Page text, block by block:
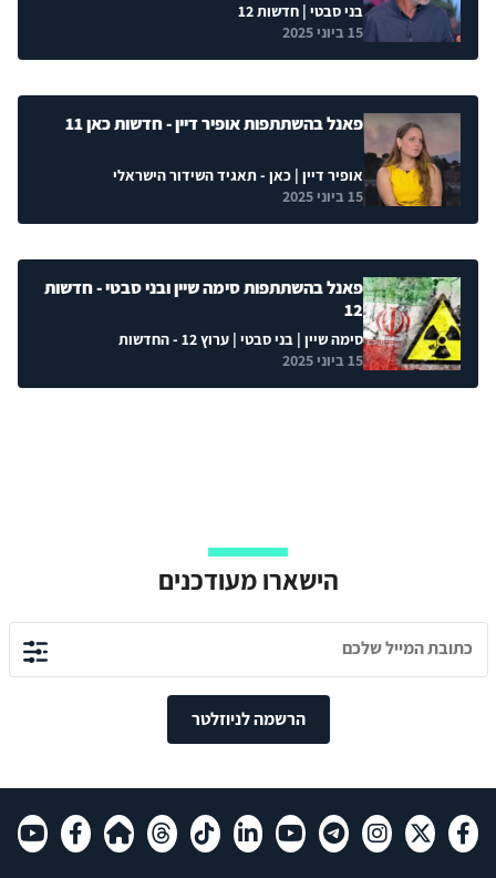
בני סבטי | חדשות 12
15 ביוני 2025
פאנל בהשתתפות אופיר דיין - חדשות כאן 11
אופיר דיין | כאן - תאגיד השידור הישראלי
15 ביוני 2025
פאנל בהשתתפות סימה שיין ובני סבטי - חדשות
12
סימה שיין | בני סבטי | ערוץ 12 - החדשות
15 ביוני 2025
הישארו מעודכנים
הרשמה לניוזלטר